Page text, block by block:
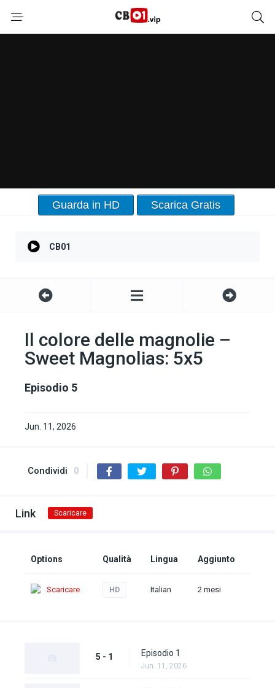
Guarda in HD Scarica Gratis
CB01
Il colore delle magnolie –
Sweet Magnolias: 5x5
Episodio 5
Jun. 11, 2026
Condividi 0
Link Scaricare
Options Qualità Lingua Aggiunto
Scaricare HD Italian 2 mesi
5 - 1 Episodio 1
Jun. 11, 2026